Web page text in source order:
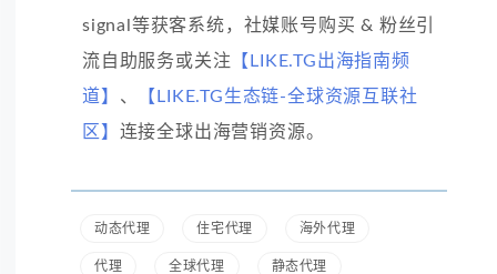
signal等获客系统，社媒账号购买 & 粉丝引
流自助服务或关注 【LIKE.TG出海指南频
道】 、
【LIKE.TG生态链-全球资源互联社
区】 连接全球出海营销资源。
动态代理 住宅代理 海外代理
代理 全球代理 静态代理